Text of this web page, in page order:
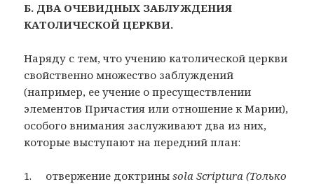
Б. ДВА ОЧЕВИДНЫХ ЗАБЛУЖДЕНИЯ
КАТОЛИЧЕСКОЙ ЦЕРКВИ.
Наряду с тем, что учению католической церкви
свойственно множество заблуждений
(например, ее учение о пресуществлении
элементов Причастия или отношение к Марии),
особого внимания заслуживают два из них,
которые выступают на передний план:
1. отвержение доктриныsola Scriptura (Только